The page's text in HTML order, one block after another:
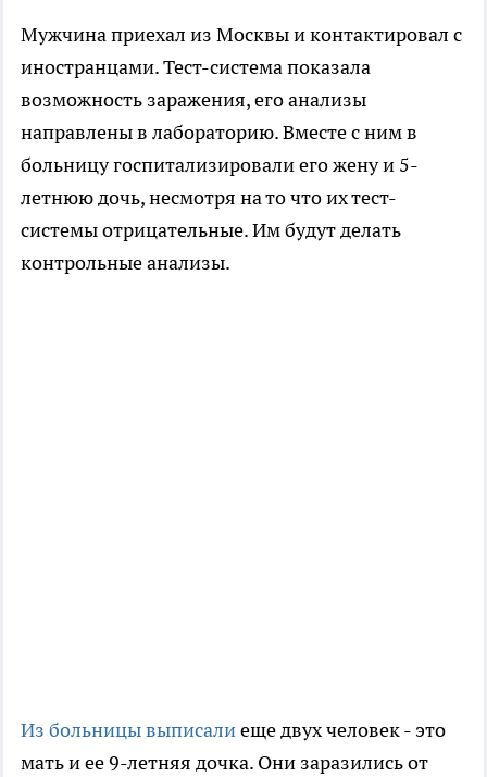
Мужчина приехал из Москвы и контактировал с
иностранцами. Тест-система показала
возможность заражения, его анализы
направлены в лабораторию. Вместе с ним в
больницу госпитализировали его жену и 5-
летнюю дочь, несмотря на то что их тест-
системы отрицательные. Им будут делать
контрольные анализы.
Из больницы выписалиеще двух человек - это
мать и ее 9-летняя дочка. Они заразились от